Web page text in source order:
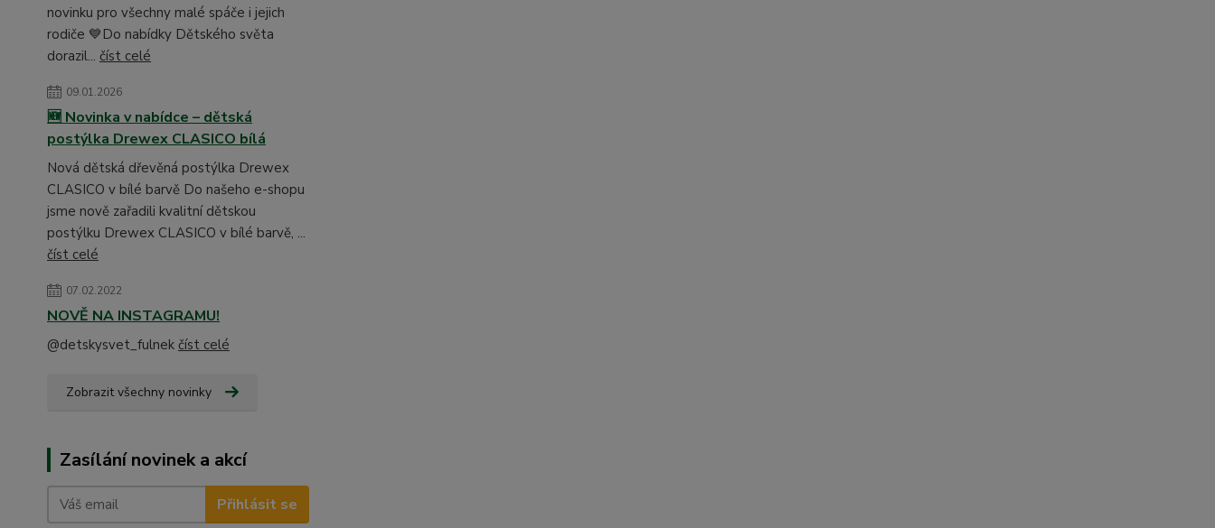
novinku pro všechny malé spáče i jejich
rodiče 💙Do nabídky Dětského světa
dorazil... číst celé
09.01.2026
🆕 Novinka v nabídce – dětská
postýlka Drewex CLASICO bílá
Nová dětská dřevěná postýlka Drewex
CLASICO v bílé barvě Do našeho e-shopu
jsme nově zařadili kvalitní dětskou
postýlku Drewex CLASICO v bílé barvě, ...
číst celé
07.02.2022
NOVĚ NA INSTAGRAMU!
@detskysvet_fulnek číst celé
Zobrazit všechny novinky
Zasílání novinek a akcí
Přihlásit se